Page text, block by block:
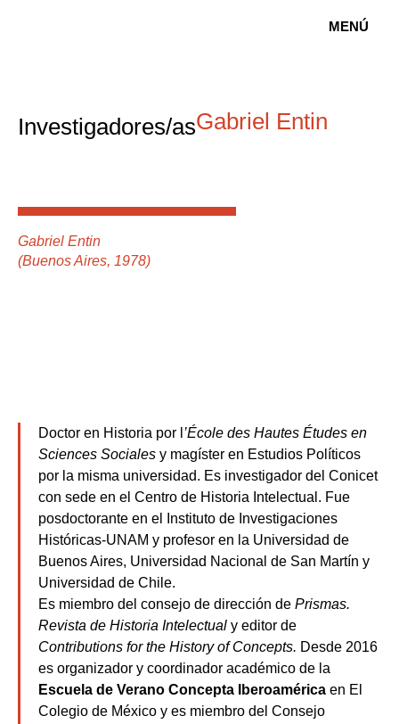
MENÚ
Investigadores/asGabriel Entin
Gabriel Entin
(Buenos Aires, 1978)
Doctor en Historia por l ’École des Hautes Études en
Sciences Sociales y magíster en Estudios Políticos
por la misma universidad. Es investigador del Conicet
con sede en el Centro de Historia Intelectual. Fue
posdoctorante en el Instituto de Investigaciones
Históricas-UNAM y profesor en la Universidad de
Buenos Aires, Universidad Nacional de San Martín y
Universidad de Chile.
Es miembro del consejo de dirección de Prismas.
Revista de Historia Intelectual y editor de
Contributions for the History of Concepts. Desde 2016
es organizador y coordinador académico de la
Escuela de Verano Concepta Iberoamérica en El
Colegio de México y es miembro del Consejo